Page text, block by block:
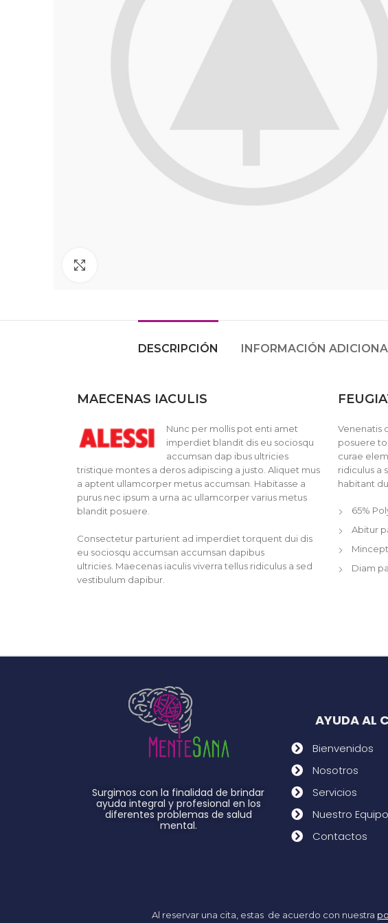
DESCRIPCIÓN INFORMACIÓN
MAECENAS IACULIS
Nunc per mollis pot enti amet
imperdiet blandit dis eu sociosqu
accumsan dap ibus ultricies
tristique montes a deros adipiscing a justo. Aliquet mus
a aptent ullamcorper metus accumsan. Habitasse a
purus nec ipsum a urna ac ullamcorper varius metus
blandit posuere.
Consectetur parturient ad imperdiet torquent dui dis
eu sociosqu accumsan accumsan dapibus
ultricies. Maecenas iaculis viverra tellus ridiculus a sed
vestibulum dapibur.
Venenatis
posuere
curae
ridiculus a
habitant
65%
Abitur
Diam
Surgimos con la finalidad de brindar
ayuda integral y profesional en los
diferentes problemas de salud
mental.
AYUDA AL
Bienvenidos
Nosotros
Servicios
Nuestro Equipo
Contactos
Al reservar una cita, estas de acuerdo con nuestra